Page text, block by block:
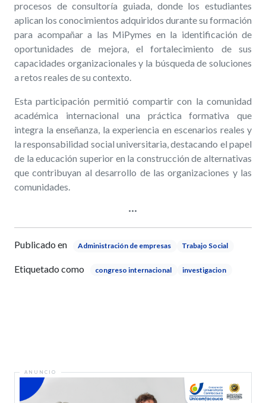
procesos de consultoría guiada, donde los estudiantes
aplican los conocimientos adquiridos durante su formación
para acompañar a las MiPymes en la identificación de
oportunidades de mejora, el fortalecimiento de sus
capacidades organizacionales y la búsqueda de soluciones
a retos reales de su contexto.
Esta participación permitió compartir con la comunidad
académica internacional una práctica formativa que
integra la enseñanza, la experiencia en escenarios reales y
la responsabilidad social universitaria, destacando el papel
de la educación superior en la construcción de alternativas
que contribuyan al desarrollo de las organizaciones y las
comunidades.
Publicado en Administración de empresas Trabajo Social
Etiquetado como congreso internacional investigacion